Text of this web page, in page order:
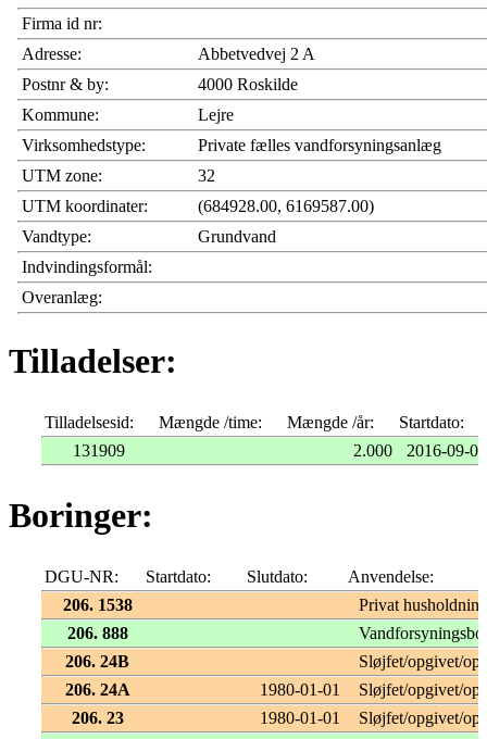
Firma id nr:
Adresse:
Abbetvedvej 2 A
Postnr & by:
4000 Roskilde
Kommune:
Lejre
Virksomhedstype:
Private fælles vandforsyningsanlæg
UTM zone:
32
UTM koordinater:
(684928.00, 6169587.00)
Vandtype:
Grundvand
Indvindingsformål:
Overanlæg:
Tilladelser:
Tilladelsesid: Mængde /time: Mængde /år:
Startdato:
131909
2.000 2016-09-01
Boringer:
DGU-NR: Startdato: Slutdato:
Anvendelse:
206. 1538
Privat
206. 888
206. 24B
Sløjfet/opgivet/
206. 24A
1980-01-01
Sløjfet/opgivet/
206. 23
1980-01-01
Sløjfet/opgivet/